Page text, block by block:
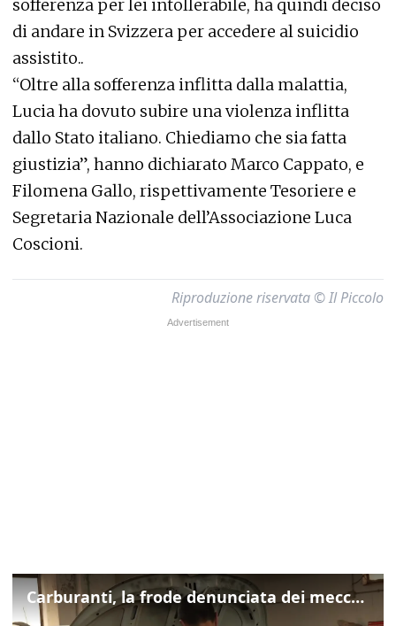
sofferenza per lei intollerabile, ha quindi deciso
di andare in Svizzera per accedere al suicidio
assistito..
“Oltre alla sofferenza inflitta dalla malattia,
Lucia ha dovuto subire una violenza inflitta
dallo Stato italiano. Chiediamo che sia fatta
giustizia”, hanno dichiarato Marco Cappato, e
Filomena Gallo, rispettivamente Tesoriere e
Segretaria Nazionale dell’Associazione Luca
Coscioni.
Riproduzione riservata © Il Piccolo
Carburanti, la frode denunciata dei meccanici: "Acqua in gasolio e benzina"